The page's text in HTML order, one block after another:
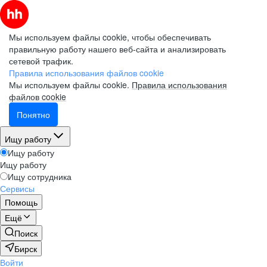
Мы используем файлы cookie, чтобы обеспечивать
правильную работу нашего веб-сайта и анализировать
сетевой трафик.
Правила использования файлов cookie
Мы используем файлы cookie. Правила использования
файлов cookie
Понятно
Ищу работу
Ищу работу
Ищу работу
Ищу сотрудника
Сервисы
Помощь
Ещё
Поиск
Бирск
Войти